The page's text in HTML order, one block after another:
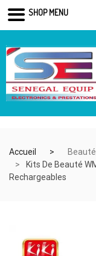
Accueil
Kits De Beauté
Rechargeables
SHOP MENU